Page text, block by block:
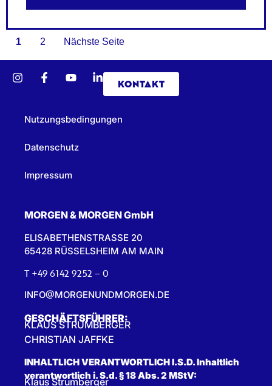
1 2 Nächste Seite
KONTAKT
Nutzungsbedingungen
Datenschutz
Impressum
MORGEN & MORGEN GmbH
ELISABETHENSTRASSE 20
65428 RÜSSELSHEIM AM MAIN
T +49 6142 9252 – 0
INFO@MORGENUNDMORGEN.DE
GESCHÄFTSFÜHRER:
KLAUS STRUMBERGER
CHRISTIAN JAFFKE
INHALTLICH VERANTWORTLICH I.S.D. Inhaltlich
verantwortlich i. S.d. § 18 Abs. 2 MStV:
Klaus Strumberger